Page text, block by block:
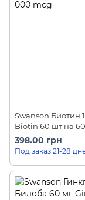
Swanson Биотин
Biotin 60 шт на
398.00 грн
Под заказ 21-28